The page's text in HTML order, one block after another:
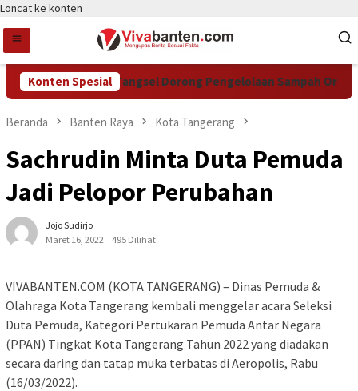
Loncat ke konten
Konten Spesial
DCKTR Tangsel Dorong Pengelolaan Sampah Organik
Beranda Banten Raya Kota Tangerang
Sachrudin Minta Duta Pemuda
Jadi Pelopor Perubahan
Jojo Sudirjo
Maret 16, 2022
495 Dilihat
VIVABANTEN.COM (KOTA TANGERANG) – Dinas Pemuda &
Olahraga Kota Tangerang kembali menggelar acara Seleksi
Duta Pemuda, Kategori Pertukaran Pemuda Antar Negara
(PPAN) Tingkat Kota Tangerang Tahun 2022 yang diadakan
secara daring dan tatap muka terbatas di Aeropolis, Rabu
(16/03/2022).